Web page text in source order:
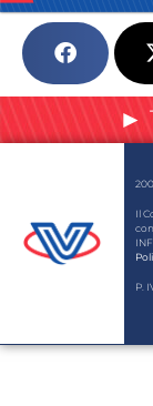
►
Il
P.